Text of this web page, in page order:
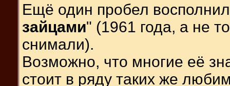
Ещё один пробел
зайцами" (1961 года, а не
снимали).
Возможно, что многие её
стоит в ряду таких же